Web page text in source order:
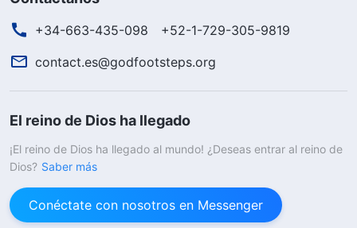
+34-663-435-098
+52-1-729-305-9819
contact.es@godfootsteps.org
El reino de Dios ha llegado
¡El reino de Dios ha llegado al mundo! ¿Deseas entrar al reino de
Dios? Saber más
Conéctate con nosotros en Messenger